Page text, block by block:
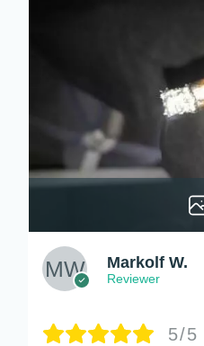
Markolf W.
Reviewer
5/5